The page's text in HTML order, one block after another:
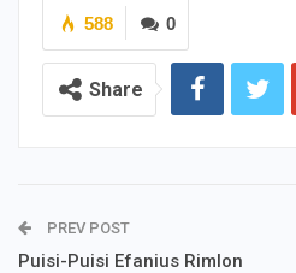
0
588
Share
PREV POST
Puisi-Puisi Efanius Rimlon